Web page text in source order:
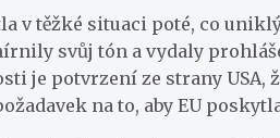
v těžké situaci poté, co
svůj tón a vydaly
je potvrzení ze strany USA,
na to, aby EU